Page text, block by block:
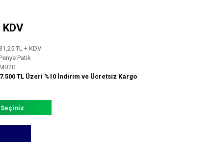
TL + KDV
Patik
7.500 TL Üzeri %10 İndirim ve Ücretsiz Kargo
Seçiniz